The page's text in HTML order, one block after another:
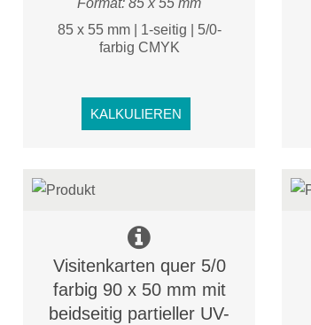
85 x 55 mm | 1-seitig | 5/0-
farbig CMYK
KALKULIEREN
Visitenkarten quer 5/0
farbig 90 x 50 mm mit
beidseitig partieller UV-